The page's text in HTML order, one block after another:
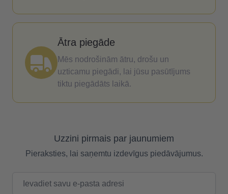
Ātra piegāde
Mēs nodrošinām ātru, drošu un
uzticamu piegādi, lai jūsu pasūtījums
tiktu piegādāts laikā.
Uzzini pirmais par jaunumiem
Pieraksties, lai saņemtu izdevīgus piedāvājumus.